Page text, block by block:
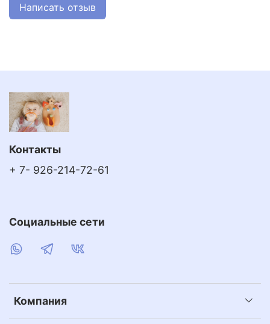
Написать отзыв
Компания
Контакты
+ 7- 926-214-72-61
Социальные сети